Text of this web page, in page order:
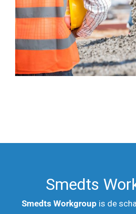
Smedts
Smedts Workgroup is de